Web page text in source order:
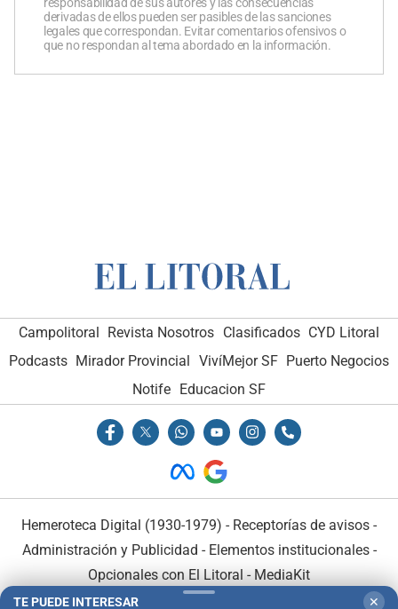
derivadas de ellos pueden ser pasibles de las sanciones
legales que correspondan. Evitar comentarios ofensivos o
que no respondan al tema abordado en la información.
Campolitoral Revista Nosotros Clasificados CYD Litoral
Podcasts Mirador Provincial VivíMejor SF Puerto Negocios
Notife Educacion SF
Hemeroteca Digital (1930-1979) - Receptorías de avisos -
Administración y Publicidad - Elementos institucionales-
Opcionales con El Litoral - MediaKit
TE PUEDE INTERESAR ✕